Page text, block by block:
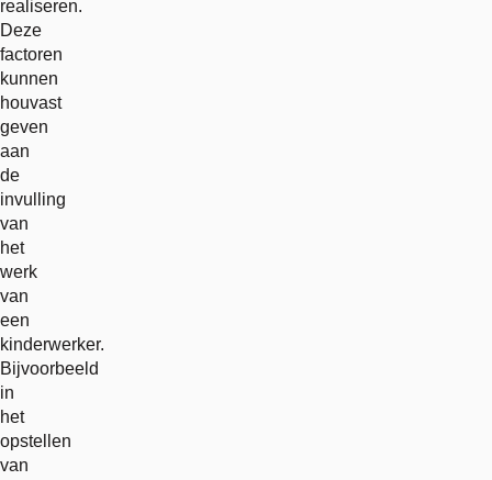
realiseren.
Deze
factoren
kunnen
houvast
geven
aan
de
invulling
van
het
werk
van
een
kinderwerker.
Bijvoorbeeld
in
het
opstellen
van